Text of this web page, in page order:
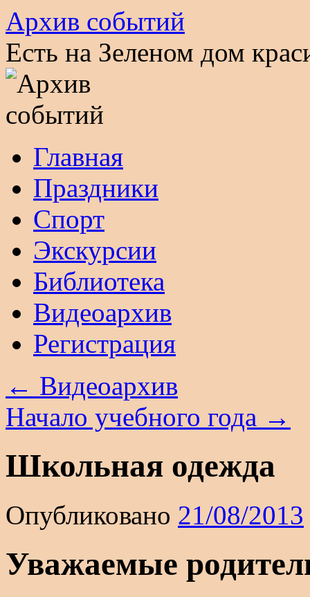
Архив событий
Есть на Зеленом дом
Перейти
содержимому
Главная
Праздники
Спорт
Экскурсии
Библиотека
Видеоархив
Регистрация
← Видеоархив
Начало учебного года →
Школьная одежда
Опубликовано 21/08/2013
Уважаемые